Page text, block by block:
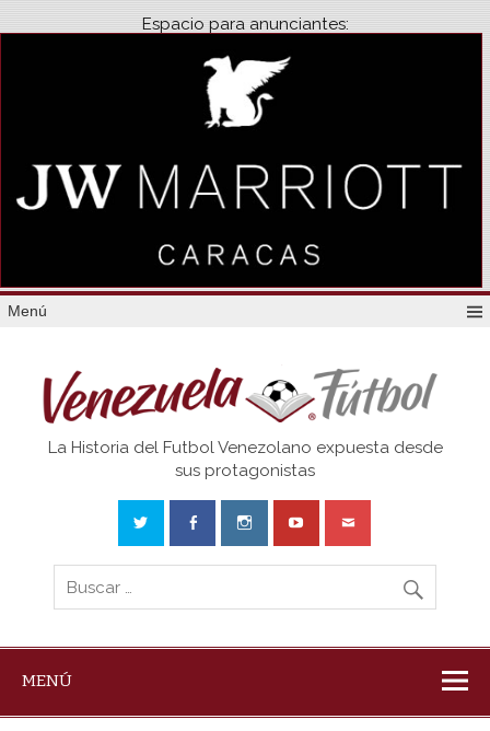
Espacio para anunciantes:
Menú
Venezuela
La Historia del Futbol Venezolano expuesta desde
sus protagonistas
MENÚ